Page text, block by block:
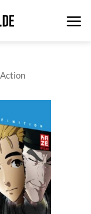
Action